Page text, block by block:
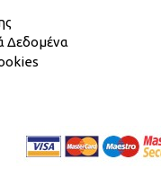
Δεδομένα